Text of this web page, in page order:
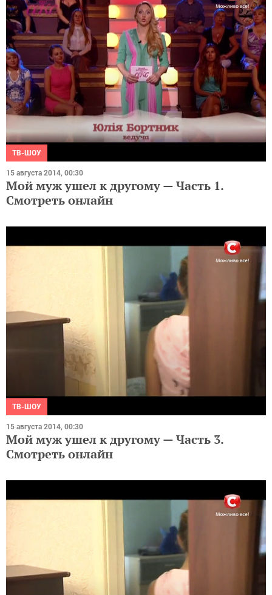
ТВ-ШОУ
15 августа 2014, 00:30
Мой муж ушел к другому — Часть 1.
Смотреть онлайн
ТВ-ШОУ
15 августа 2014, 00:30
Мой муж ушел к другому — Часть 3.
Смотреть онлайн